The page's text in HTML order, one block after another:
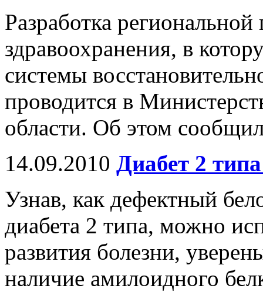
Разработка
здравоохранения, в
системы
проводится в
области. Об этом
14.09.2010 Диабет 2
Узнав, как дефектный
диабета 2 типа, можно
развития болезни,
наличие амилоидного